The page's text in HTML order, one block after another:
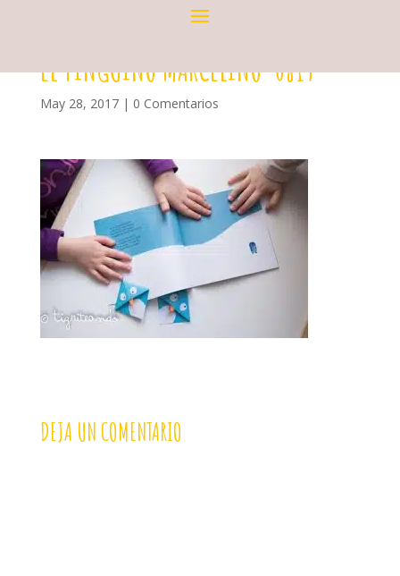
EL PINGUINO MARCELINO-0819
May 28, 2017| 0 Comentarios
DEJA UN COMENTARIO